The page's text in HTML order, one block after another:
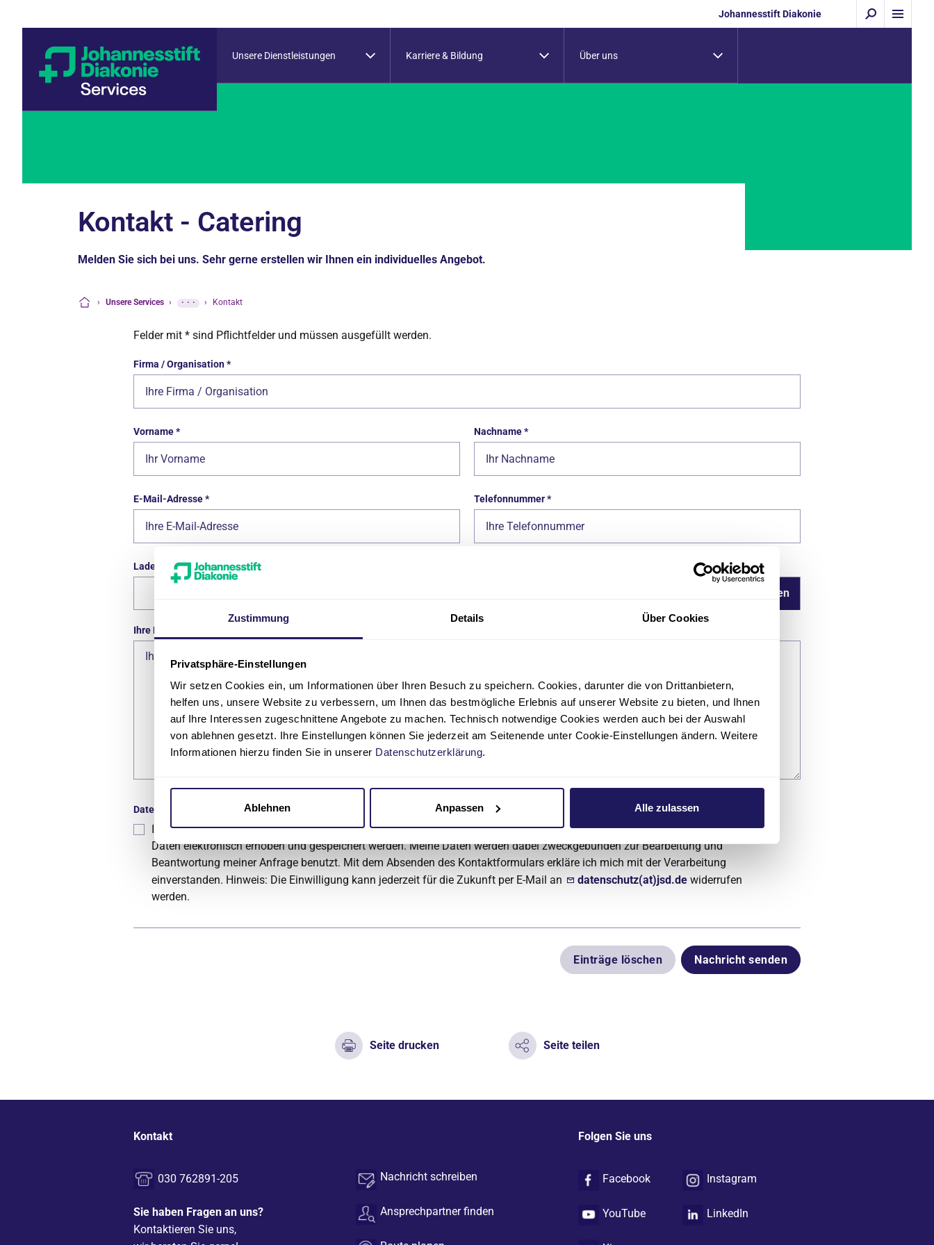
Zustimmung Details Über Cookies
Privatsphäre-Einstellungen
Wir setzen Cookies ein, um Informationen über Ihren Besuch zu speichern. Cookies, darunter die von Drittanbietern,
helfen uns, unsere Website zu verbessern, um Ihnen das bestmögliche Erlebnis auf unserer Website zu bieten, und Ihnen
auf Ihre Interessen zugeschnittene Angebote zu machen. Technisch notwendige Cookies werden auch bei der Auswahl
von ablehnen gesetzt. Ihre Einstellungen können Sie jederzeit am Seitenende unter Cookie-Einstellungen ändern. Weitere
Informationen hierzu finden Sie in unserer Datenschutzerklärung.
Ablehnen Anpassen Alle zulassen
Johannesstift Diakonie
Unsere Dienstleistungen Karriere & Bildung Über uns
Kontakt - Catering
Melden Sie sich bei uns. Sehr gerne erstellen wir Ihnen ein individuelles Angebot.
› Unsere Services › ··· › Kontakt
Felder mit * sind Pflichtfelder und müssen ausgefüllt werden.
Firma / Organisation*
Vorname* Nachname*
E-Mail-Adresse* Telefonnummer*
Laden Sie bitte, wenn vorhanden, Dateien zu Ihrem Anliegen hoch.
Ihre Nachricht
Datenschutz
Ich habe die Datenschutzerklärungzur Kenntnis genommen und bin damit einverstanden, dass die von mir angegebenen
Daten elektronisch erhoben und gespeichert werden. Meine Daten werden dabei zweckgebunden zur Bearbeitung und
Beantwortung meiner Anfrage benutzt. Mit dem Absenden des Kontaktformulars erkläre ich mich mit der Verarbeitung
einverstanden. Hinweis: Die Einwilligung kann jederzeit für die Zukunft per E-Mail an
datenschutz(at)jsd.de widerrufen
werden.
Einträge löschen Nachricht senden
Seite drucken Seite teilen
Kontakt
030 762891-205
Sie haben Fragen an uns?
Kontaktieren Sie uns,
Nachricht schreiben
Ansprechpartner finden
Folgen Sie uns
Facebook Instagram
YouTube LinkedIn